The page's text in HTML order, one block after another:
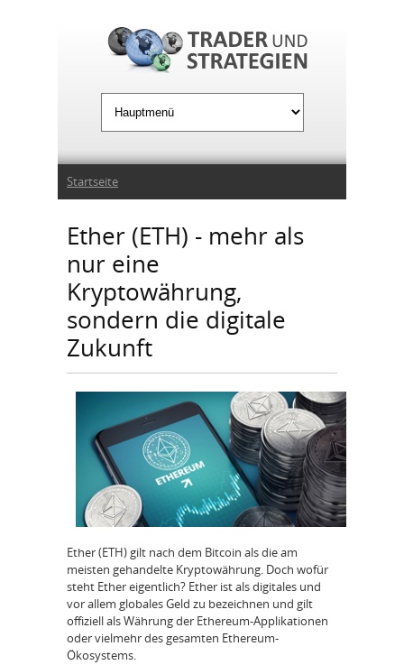
Sie sind hier
Startseite
Ether (ETH) - mehr als
nur eine
Kryptowährung,
sondern die digitale
Zukunft
Ether (ETH) gilt nach dem Bitcoin als die am
meisten gehandelte Kryptowährung. Doch wofür
steht Ether eigentlich? Ether ist als digitales und
vor allem globales Geld zu bezeichnen und gilt
offiziell als Währung der Ethereum-Applikationen
oder vielmehr des gesamten Ethereum-
Ökosystems.